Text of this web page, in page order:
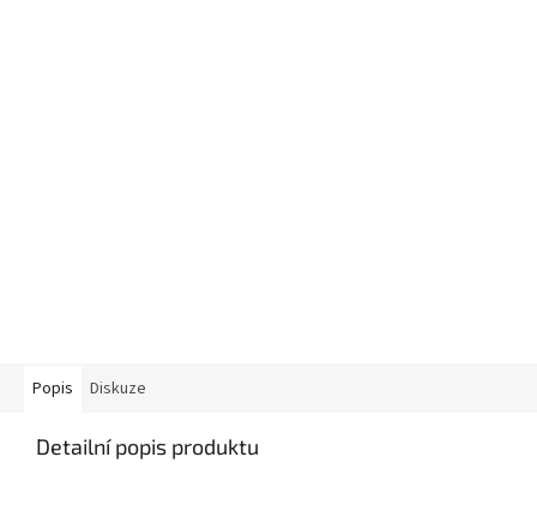
Popis Diskuze
Detailní popis produktu